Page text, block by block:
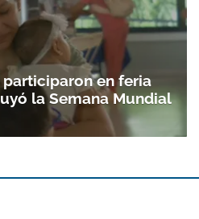
participaron en feria
la Semana Mundial